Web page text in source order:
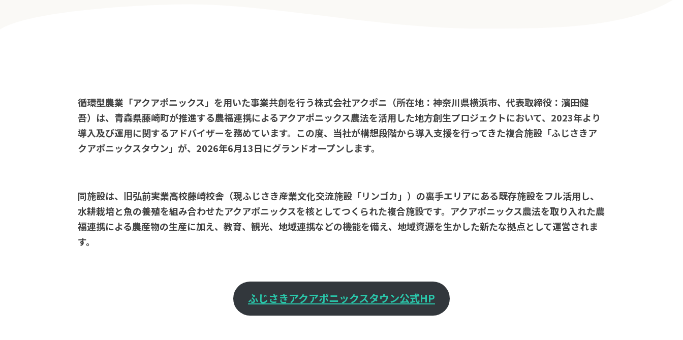
循環型農業「アクアポニックス」を用いた事業共創を行う株式会社アクポニ（所在地：神奈川県横浜市、代表取締役：濱田健
吾）は、青森県藤崎町が推進する農福連携によるアクアポニックス農法を活用した地方創生プロジェクトにおいて、2023年より
導入及び運用に関するアドバイザーを務めています。この度、当社が構想段階から導入支援を行ってきた複合施設「ふじさきア
クアポニックスタウン」が、2026年6月13日にグランドオープンします。
同施設は、旧弘前実業高校藤崎校舎（現ふじさき産業文化交流施設「リンゴカ」）の裏手エリアにある既存施設をフル活用し、
水耕栽培と魚の養殖を組み合わせたアクアポニックスを核としてつくられた複合施設です。アクアポニックス農法を取り入れた農
福連携による農産物の生産に加え、教育、観光、地域連携などの機能を備え、地域資源を生かした新たな拠点として運営されま
す。
ふじさきアクアポニックスタウン公式HP